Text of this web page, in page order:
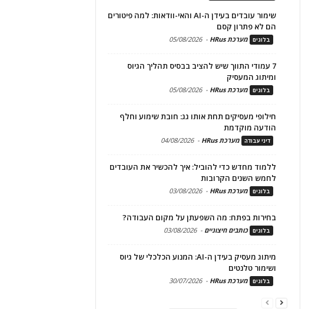
שימור עובדים בעידן ה-AI והאי-וודאות: למה פיטורים
הם לא פתרון קסם
בלוגים מערכת HRus -
05/08/2026
7 עמודי התווך שיש להציב בבסיס תהליך הגיוס
ומיתוג המעסיק
בלוגים מערכת HRus -
05/08/2026
חילופי מעסיקים תחת אותו גג: חובת שימוע וחלף
הודעה מוקדמת
דיני עבודה מערכת HRus -
04/08/2026
ללמוד מחדש כדי להוביל: איך להכשיר את העובדים
לחמש השנים הקרובות
בלוגים מערכת HRus -
03/08/2026
בחירות בפתח: מה השפעתן על מקום העבודה?
בלוגים כותבים חיצוניים -
03/08/2026
מיתוג מעסיק בעידן ה-AI: המנוע הכלכלי של גיוס
ושימור טלנטים
בלוגים מערכת HRus -
30/07/2026